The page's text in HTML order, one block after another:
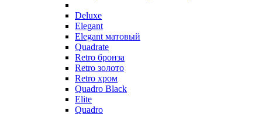
Deluxe
Elegant
Elegant матовый
Quadrate
Retro бронза
Retro золото
Retro хром
Quadro Black
Elite
Quadro